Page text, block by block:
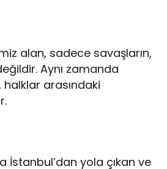
alan, sadece savaşların,
Aynı zamanda
halklar arasındaki
İstanbul’dan yola çıkan ve